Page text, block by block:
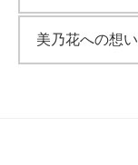
美乃花への想い